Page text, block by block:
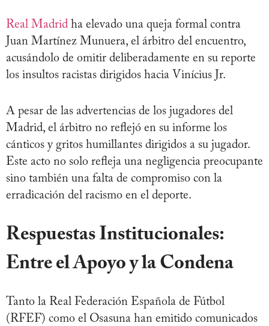
Real Madrid ha elevado una queja formal contra
Juan Martínez Munuera, el árbitro del encuentro,
acusándolo de omitir deliberadamente en su reporte
los insultos racistas dirigidos hacia Vinícius Jr.
A pesar de las advertencias de los jugadores del
Madrid, el árbitro no reflejó en su informe los
cánticos y gritos humillantes dirigidos a su jugador.
Este acto no solo refleja una negligencia preocupante
sino también una falta de compromiso con la
erradicación del racismo en el deporte.
Respuestas Institucionales:
Entre el Apoyo y la Condena
Tanto la Real Federación Española de Fútbol
(RFEF) como el Osasuna han emitido comunicados